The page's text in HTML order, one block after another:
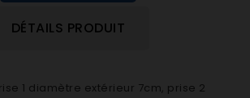
DÉTAILS PRODUIT
1 diamètre extérieur 7cm, prise 2